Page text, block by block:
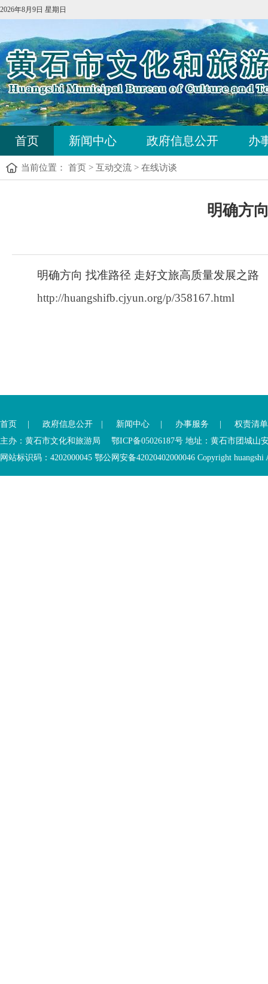
2026年8月9日 星期日
首页 新闻中心 政府信息公开 办
当前位置： 首页 > 互动交流 > 在线访谈
明确方
明确方向 找准路径 走好文旅高质量发展之路
http://huangshifb.cjyun.org/p/358167.html
首页 政府信息公开 新闻中心 办事服务
权责清单
主办：黄石市文化和旅游局 鄂ICP备05026187号 地址：黄石市团城山
网站标识码：4202000045 鄂公网安备42020402000046 Copyright huangshi